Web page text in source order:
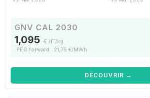
GNV CAL 2030
1,095 € HT/kg
PEG forward : 21,75 €/MWh
DÉCOUVRIR →